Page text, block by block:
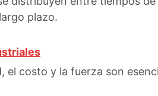
plazo.
el costo y la fuerza son